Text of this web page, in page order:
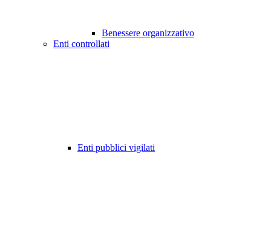
Benessere organizzativo
Enti controllati
Enti pubblici vigilati